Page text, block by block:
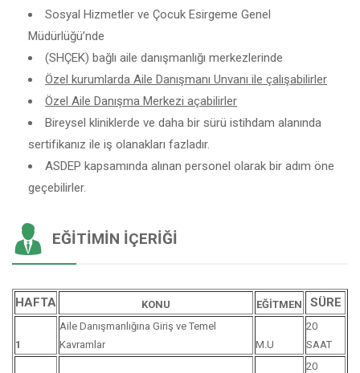
Sosyal Hizmetler ve Çocuk Esirgeme Genel
Müdürlüğü’nde
(SHÇEK) bağlı aile danışmanlığı merkezlerinde
Özel kurumlarda Aile Danışmanı Unvanı ile çalışabilirler
Özel Aile Danışma Merkezi açabilirler
Bireysel kliniklerde ve daha bir sürü istihdam alanında
sertifikanız ile iş olanakları fazladır.
ASDEP kapsamında alınan personel olarak bir adım öne
geçebilirler.
EĞITIMIN İÇERIĞI
HAFTA KONU EĞİTMEN SÜRE
1
Aile Danışmanlığına Giriş ve Temel
Kavramlar
M.U
20
SAAT
20